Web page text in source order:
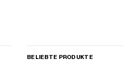
BELIEBTE PRODUKTE